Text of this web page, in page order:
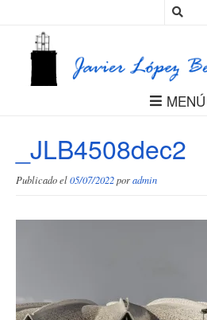
MENÚ
_JLB4508dec2
Publicado el05/07/2022poradmin